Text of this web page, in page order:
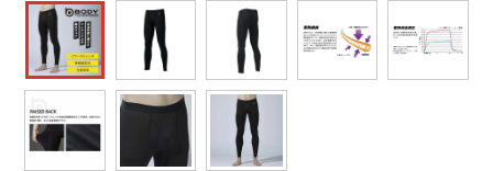
レインウェア・カッパ
ヤッケ
作業用手袋ランキング
レインウェアランキング
GDジャパン カーシーカシマ
シンメン 日進ゴム
清掃・ビルメンテ作業服
夜間・高視認性安全服